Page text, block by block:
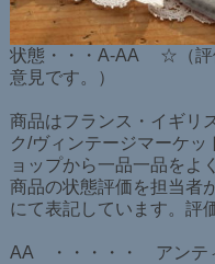
状態・・・A-AA ☆（評
意見です。）
商品はフランス・イギリ
ク/ヴィンテージマーケ
ョップから一品一品をよ
商品の状態評価を担当
にて表記しています。評
AA ・・・・・ アンテ